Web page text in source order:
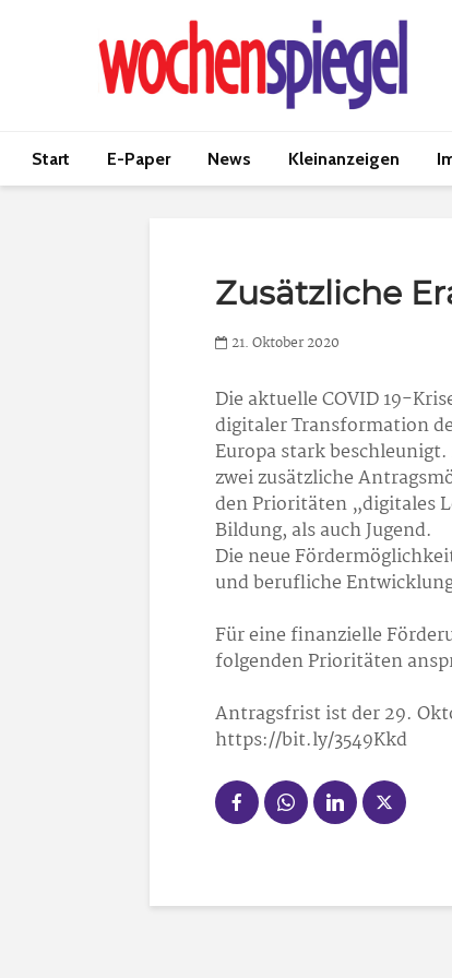
Start E-Paper News Kleinanzeigen
Zusätzliche
21. Oktober 2020
Die aktuelle COVID 19-
digitaler Transformation
Europa stark
zwei zusätzliche
den Prioritäten „digitales
Bildung, als auch Jugend.
Die neue
und berufliche
Für eine finanzielle
folgenden Prioritäten
Antragsfrist ist der 29.
https://bit.ly/3549Kkd